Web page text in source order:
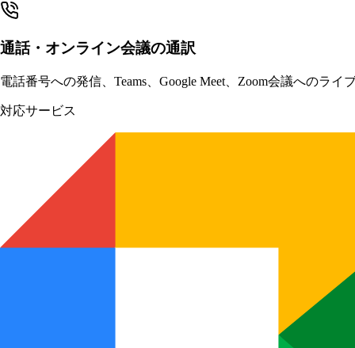
通話・オンライン会議の通訳
電話番号への発信、Teams、Google Meet、Zoom会議へのラ
対応サービス